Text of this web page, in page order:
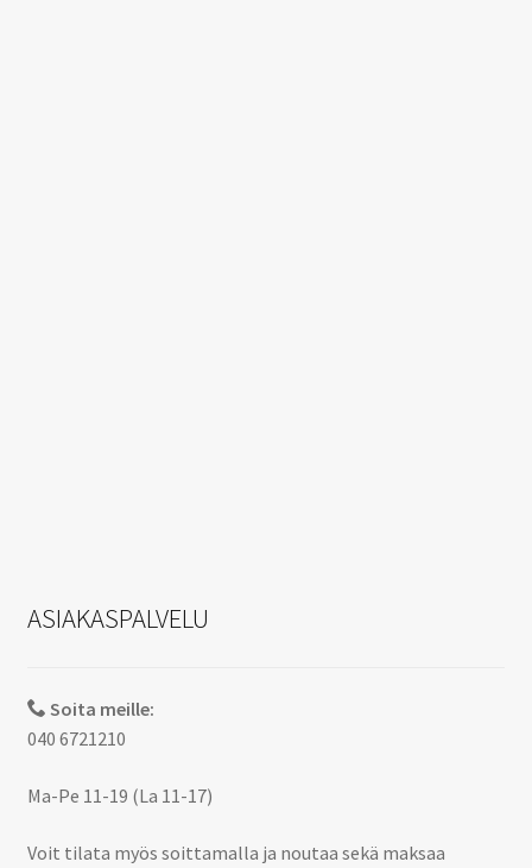
ASIAKASPALVELU
Soita meille:
040 6721210
Ma-Pe 11-19 (La 11-17)
Voit tilata myös soittamalla ja noutaa sekä maksaa